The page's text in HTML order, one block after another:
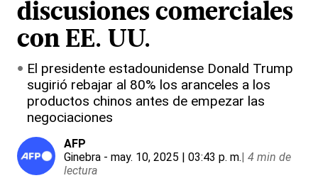
discusiones comerciales
con EE. UU.
El presidente estadounidense Donald Trump
sugirió rebajar al 80% los aranceles a los
productos chinos antes de empezar las
negociaciones
AFP
Ginebra - may. 10, 2025 | 03:43 p. m.| 4 min de
lectura